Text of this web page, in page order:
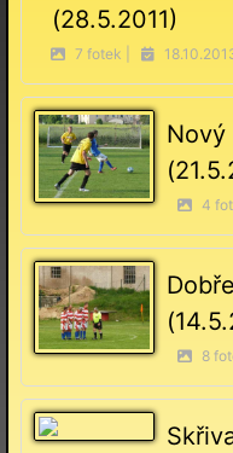
(28.5.2011)
7 fotek |
Nový
4
8